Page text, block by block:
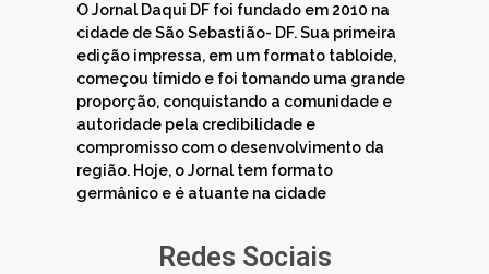
O Jornal Daqui DF foi fundado em 2010 na
cidade de São Sebastião- DF. Sua primeira
edição impressa, em um formato tabloide,
começou tímido e foi tomando uma grande
proporção, conquistando a comunidade e
autoridade pela credibilidade e
compromisso com o desenvolvimento da
região. Hoje, o Jornal tem formato
germânico e é atuante na cidade
Redes Sociais